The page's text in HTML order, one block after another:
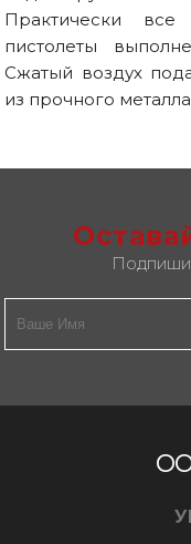
Практически все
пистолеты
Сжатый воздух
из прочного